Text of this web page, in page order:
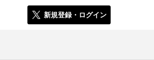
新規登録・ログイン